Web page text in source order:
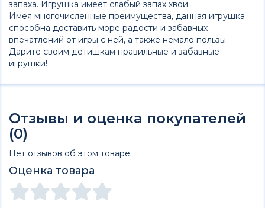
запаха. Игрушка имеет слабый запах хвои.
Имея многочисленные преимущества, данная игрушка
способна доставить море радости и забавных
впечатлений от игры с ней, а также немало пользы.
Дарите своим детишкам правильные и забавные
игрушки!
Отзывы и оценка покупателей
(0)
Нет отзывов об этом товаре.
Оценка товара